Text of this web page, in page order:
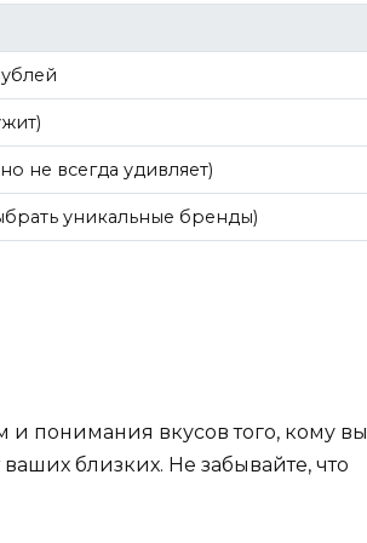
не всегда удивляет)
уникальные бренды)
и понимания вкусов того, кому вы
близких. Не забывайте, что